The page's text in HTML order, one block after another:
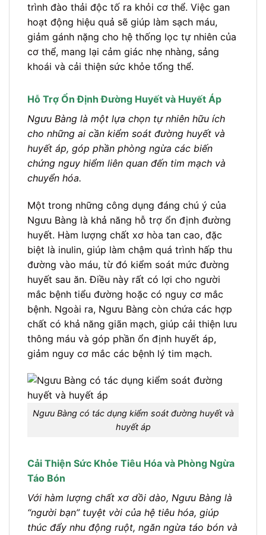
trình đào thải độc tố ra khỏi cơ thể. Việc gan
hoạt động hiệu quả sẽ giúp làm sạch máu,
giảm gánh nặng cho hệ thống lọc tự nhiên của
cơ thể, mang lại cảm giác nhẹ nhàng, sảng
khoái và cải thiện sức khỏe tổng thể.
Hỗ Trợ Ổn Định Đường Huyết và Huyết Áp
Ngưu Bàng là một lựa chọn tự nhiên hữu ích
cho những ai cần kiểm soát đường huyết và
huyết áp, góp phần phòng ngừa các biến
chứng nguy hiểm liên quan đến tim mạch và
chuyển hóa.
Một trong những công dụng đáng chú ý của
Ngưu Bàng là khả năng hỗ trợ ổn định đường
huyết. Hàm lượng chất xơ hòa tan cao, đặc
biệt là inulin, giúp làm chậm quá trình hấp thu
đường vào máu, từ đó kiểm soát mức đường
huyết sau ăn. Điều này rất có lợi cho người
mắc bệnh tiểu đường hoặc có nguy cơ mắc
bệnh. Ngoài ra, Ngưu Bàng còn chứa các hợp
chất có khả năng giãn mạch, giúp cải thiện lưu
thông máu và góp phần ổn định huyết áp,
giảm nguy cơ mắc các bệnh lý tim mạch.
Ngưu Bàng có tác dụng kiểm soát đường huyết và
huyết áp
Cải Thiện Sức Khỏe Tiêu Hóa và Phòng Ngừa
Táo Bón
Với hàm lượng chất xơ dồi dào, Ngưu Bàng là
“người bạn” tuyệt vời của hệ tiêu hóa, giúp
thúc đẩy nhu động ruột, ngăn ngừa táo bón và